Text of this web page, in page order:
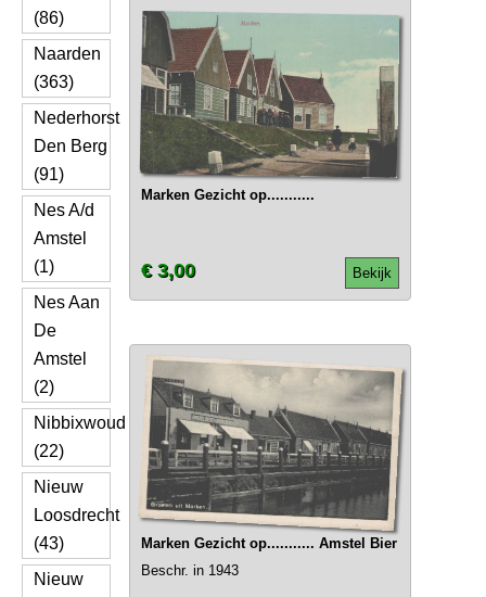
(86)
Naarden
(363)
Nederhorst
Den Berg
(91)
Nes A/d
Amstel
(1)
Nes Aan
De
Amstel
(2)
Nibbixwoud
(22)
Nieuw
Loosdrecht
(43)
Nieuw
Marken Gezicht op...........
Bekijk
€ 3,00
Marken Gezicht op........... Amstel Bier
Beschr. in 1943